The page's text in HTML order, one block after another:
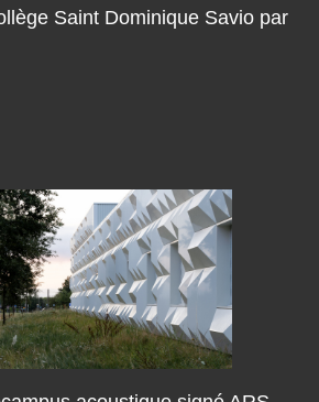
Saint Dominique Savio par